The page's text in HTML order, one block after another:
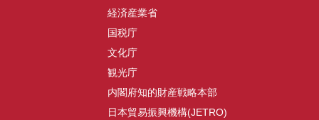
経済産業省
国税庁
文化庁
観光庁
内閣府知的財産戦略本部
日本貿易振興機構(JETRO)